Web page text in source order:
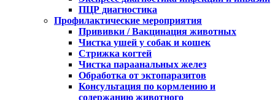
ПЦР диагностика
Профилактические мероприятия
Прививки / Вакцинация животных
Чистка ушей у собак и кошек
Стрижка когтей
Чистка параанальных желез
Обработка от эктопаразитов
Консультация по кормлению и
содержанию животного